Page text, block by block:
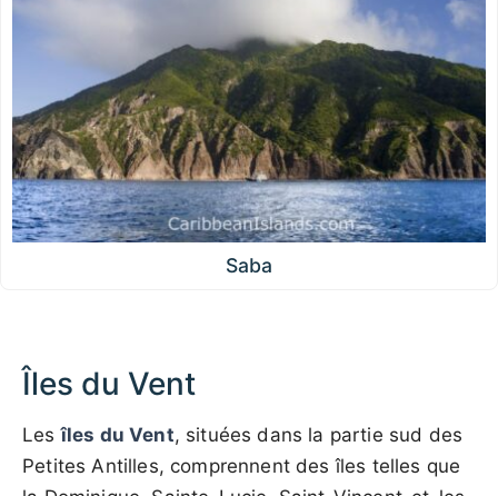
Saba
Îles du Vent
Lesîles du Vent, situées dans la partie sud des
Petites Antilles, comprennent des îles telles que